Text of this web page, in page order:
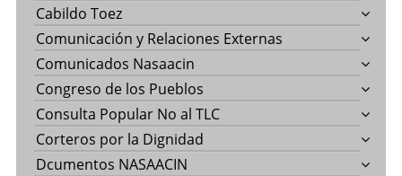
Cabildo Toez
Comunicación y Relaciones Externas
Comunicados Nasaacin
Congreso de los Pueblos
Consulta Popular No al TLC
Corteros por la Dignidad
Dcumentos NASAACIN